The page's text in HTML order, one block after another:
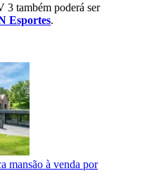
3 também poderá ser
Esportes.
mansão à venda por